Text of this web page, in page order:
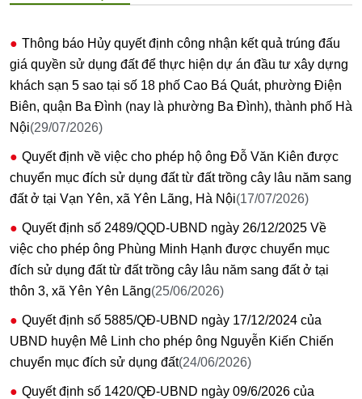
Thông báo Hủy quyết định công nhận kết quả trúng đấu
giá quyền sử dụng đất để thực hiện dự án đầu tư xây dựng
khách sạn 5 sao tại số 18 phố Cao Bá Quát, phường Điện
Biên, quận Ba Đình (nay là phường Ba Đình), thành phố Hà
Nội(29/07/2026)
Quyết định về việc cho phép hộ ông Đỗ Văn Kiên được
chuyển mục đích sử dụng đất từ đất trồng cây lâu năm sang
đất ở tại Vạn Yên, xã Yên Lãng, Hà Nội(17/07/2026)
Quyết định số 2489/QQD-UBND ngày 26/12/2025 Về
việc cho phép ông Phùng Minh Hạnh được chuyển mục
đích sử dụng đất từ đất trồng cây lâu năm sang đất ở tại
thôn 3, xã Yên Yên Lãng(25/06/2026)
Quyết định số 5885/QĐ-UBND ngày 17/12/2024 của
UBND huyện Mê Linh cho phép ông Nguyễn Kiến Chiến
chuyển mục đích sử dụng đất(24/06/2026)
Quyết định số 1420/QĐ-UBND ngày 09/6/2026 của